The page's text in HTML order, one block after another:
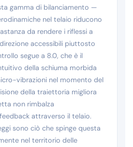
gamma di bilanciamento —
nel telaio riducono
da rendere i riflessi a
accessibili piuttosto
segue a 8.0, che è il
della schiuma morbida
vibrazioni nel momento del
della traiettoria migliora
non rimbalza
attraverso il telaio.
sono ciò che spinge questa
nel territorio delle